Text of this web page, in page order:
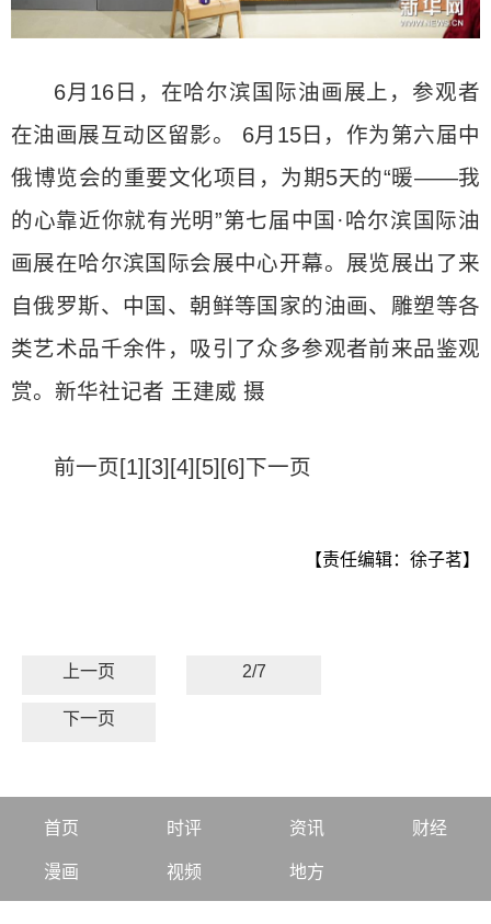
6月16日，在哈尔滨国际油画展上，参观者
在油画展互动区留影。 6月15日，作为第六届中
俄博览会的重要文化项目，为期5天的“暖——我
的心靠近你就有光明”第七届中国·哈尔滨国际油
画展在哈尔滨国际会展中心开幕。展览展出了来
自俄罗斯、中国、朝鲜等国家的油画、雕塑等各
类艺术品千余件，吸引了众多参观者前来品鉴观
赏。新华社记者 王建威 摄
前一页[1][3][4][5][6]下一页
【责任编辑：徐子茗】
上一页 2/7
下一页
首页 时评 资讯 财经
漫画 视频 地方